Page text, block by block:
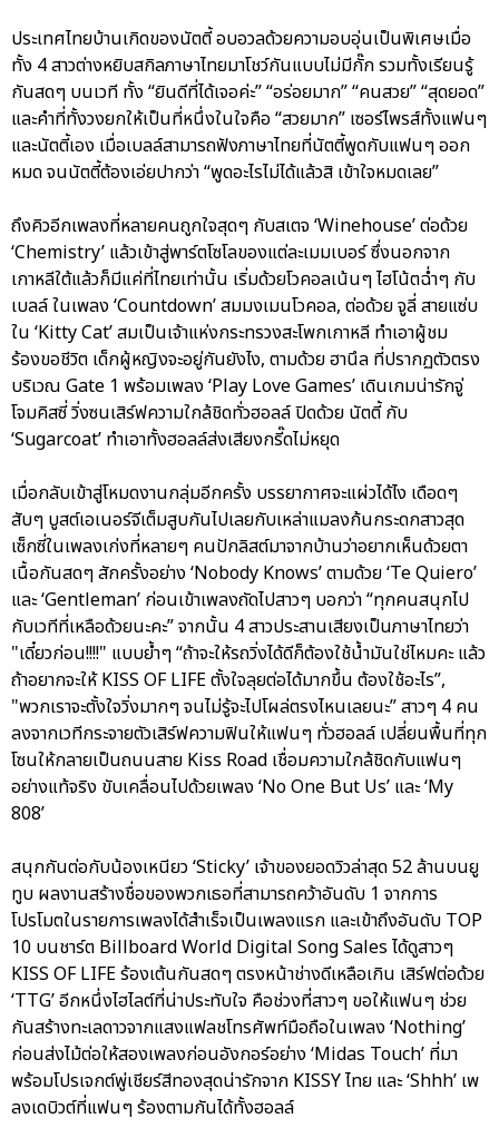
ประเทศไทยบ้านเกิดของนัตตี้ อบอวลด้วยความอบอุ่นเป็นพิเศษเมื่อ
ทั้ง 4 สาวต่างหยิบสกิลภาษาไทยมาโชว์กันแบบไม่มีกั๊ก รวมทั้งเรียนรู้
กันสดๆ บนเวที ทั้ง “ยินดีที่ได้เจอค่ะ” “อร่อยมาก” “คนสวย” “สุดยอด”
และคำที่ทั้งวงยกให้เป็นที่หนึ่งในใจคือ “สวยมาก” เซอร์ไพรส์ทั้งแฟนๆ
และนัตตี้เอง เมื่อเบลล์สามารถฟังภาษาไทยที่นัตตี้พูดกับแฟนๆ ออก
หมด จนนัตตี้ต้องเอ่ยปากว่า “พูดอะไรไม่ได้แล้วสิ เข้าใจหมดเลย”
ถึงคิวอีกเพลงที่หลายคนถูกใจสุดๆ กับสเตจ ‘Winehouse’ ต่อด้วย
‘Chemistry’ แล้วเข้าสู่พาร์ตโซโลของแต่ละเมมเบอร์ ซึ่งนอกจาก
เกาหลีใต้แล้วก็มีแค่ที่ไทยเท่านั้น เริ่มด้วยโวคอลเน้นๆ ไฮโน้ตฉ่ำๆ กับ
เบลล์ ในเพลง ‘Countdown’ สมมงเมนโวคอล, ต่อด้วย จูลี่ สายแซ่บ
ใน ‘Kitty Cat’ สมเป็นเจ้าแห่งกระทรวงสะโพกเกาหลี ทำเอาผู้ชม
ร้องขอชีวิต เด็กผู้หญิงจะอยู่กันยังไง, ตามด้วย ฮานึล ที่ปรากฏตัวตรง
บริเวณ Gate 1 พร้อมเพลง ‘Play Love Games’ เดินเกมน่ารักจู่
โจมคิสซี่ วิ่งซนเสิร์ฟความใกล้ชิดทั่วฮอลล์ ปิดด้วย นัตตี้ กับ
‘Sugarcoat’ ทำเอาทั้งฮอลล์ส่งเสียงกรี๊ดไม่หยุด
เมื่อกลับเข้าสู่โหมดงานกลุ่มอีกครั้ง บรรยากาศจะแผ่วได้ไง เดือดๆ
สับๆ บูสต์เอเนอร์จีเต็มสูบกันไปเลยกับเหล่าแมลงก้นกระดกสาวสุด
เซ็กซี่ในเพลงเก่งที่หลายๆ คนปักลิสต์มาจากบ้านว่าอยากเห็นด้วยตา
เนื้อกันสดๆ สักครั้งอย่าง ‘Nobody Knows’ ตามด้วย ‘Te Quiero’
และ ‘Gentleman’ ก่อนเข้าเพลงถัดไปสาวๆ บอกว่า “ทุกคนสนุกไป
กับเวทีที่เหลือด้วยนะคะ” จากนั้น 4 สาวประสานเสียงเป็นภาษาไทยว่า
"เดี๋ยวก่อน!!!!" แบบย้ำๆ “ถ้าจะให้รถวิ่งได้ดีก็ต้องใช้น้ำมันใช่ไหมคะ แล้ว
ถ้าอยากจะให้ KISS OF LIFE ตั้งใจลุยต่อได้มากขึ้น ต้องใช้อะไร”,
"พวกเราจะตั้งใจวิ่งมากๆ จนไม่รู้จะไปโผล่ตรงไหนเลยนะ” สาวๆ 4 คน
ลงจากเวทีกระจายตัวเสิร์ฟความฟินให้แฟนๆ ทั่วฮอลล์ เปลี่ยนพื้นที่ทุก
โซนให้กลายเป็นถนนสาย Kiss Road เชื่อมความใกล้ชิดกับแฟนๆ
อย่างแท้จริง ขับเคลื่อนไปด้วยเพลง ‘No One But Us’ และ ‘My
808’
สนุกกันต่อกับน้องเหนียว ‘Sticky’ เจ้าของยอดวิวล่าสุด 52 ล้านบนยู
ทูบ ผลงานสร้างชื่อของพวกเธอที่สามารถคว้าอันดับ 1 จากการ
โปรโมตในรายการเพลงได้สำเร็จเป็นเพลงแรก และเข้าถึงอันดับ TOP
10 บนชาร์ต Billboard World Digital Song Sales ได้ดูสาวๆ
KISS OF LIFE ร้องเต้นกันสดๆ ตรงหน้าช่างดีเหลือเกิน เสิร์ฟต่อด้วย
‘TTG’ อีกหนึ่งไฮไลต์ที่น่าประทับใจ คือช่วงที่สาวๆ ขอให้แฟนๆ ช่วย
กันสร้างทะเลดาวจากแสงแฟลชโทรศัพท์มือถือในเพลง ‘Nothing’
ก่อนส่งไม้ต่อให้สองเพลงก่อนอังกอร์อย่าง ‘Midas Touch’ ที่มา
พร้อมโปรเจกต์พู่เชียร์สีทองสุดน่ารักจาก KISSY ไทย และ ‘Shhh’ เพ
ลงเดบิวต์ที่แฟนๆ ร้องตามกันได้ทั้งฮอลล์